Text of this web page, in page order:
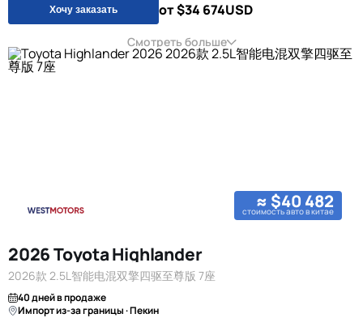
Хочу заказать от $34 674USD
Смотреть больше
≈ $40 482
стоимость авто в китае
2026 Toyota Highlander
2026款 2.5L智能电混双擎四驱至尊版 7座
40 дней в продаже
Импорт из-за границы · Пекин